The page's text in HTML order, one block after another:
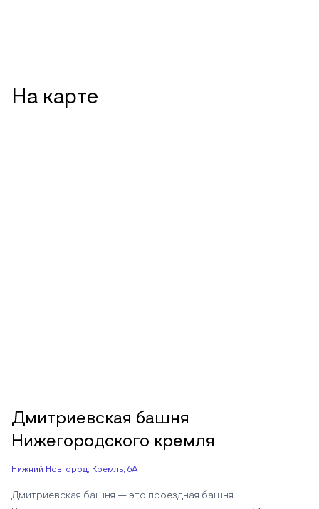
На карте
Дмитриевская башня
Нижегородского кремля
Нижний Новгород, Кремль, 6А
Дмитриевская башня — это проездная башня